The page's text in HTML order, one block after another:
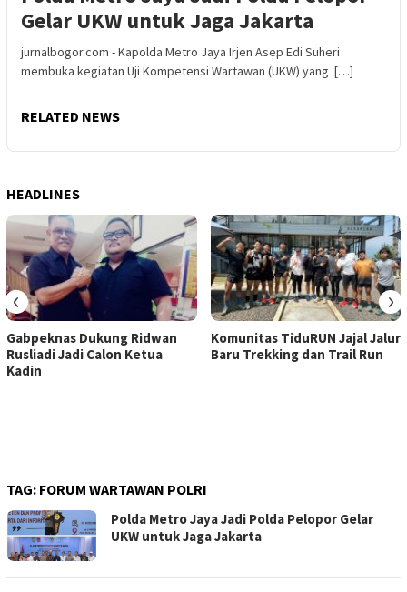
Gelar UKW untuk Jaga Jakarta
jurnalbogor.com - Kapolda Metro Jaya Irjen Asep Edi Suheri
membuka kegiatan Uji Kompetensi Wartawan (UKW) yang […]
RELATED NEWS
HEADLINES
Gabpeknas Dukung Ridwan
Rusliadi Jadi Calon Ketua
Kadin
Komunitas TiduRUN Jajal Jalur
Baru Trekking dan Trail Run
‹ ›
TAG: FORUM WARTAWAN POLRI
Polda Metro Jaya Jadi Polda Pelopor Gelar
UKW untuk Jaga Jakarta